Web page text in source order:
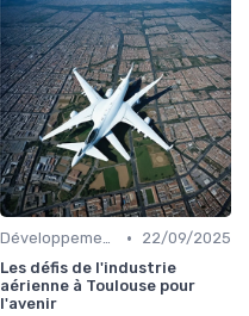
Développement Durable •
22/09/2025
Les défis de l'industrie
aérienne à Toulouse pour
l'avenir